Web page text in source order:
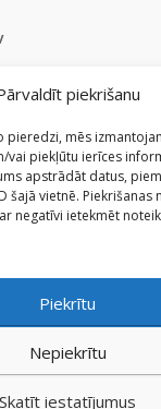
piekrišanu
pieredzi, mēs
vai piekļūtu ierīces
apstrādāt datus,
šajā vietnē. Piekrišanas
negatīvi ietekmēt
Piekrītu
Nepiekrītu
Skatīt iestatījumus
2009 -